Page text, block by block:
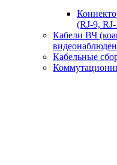
(RJ-9,
Кабели ВЧ
Кабельные